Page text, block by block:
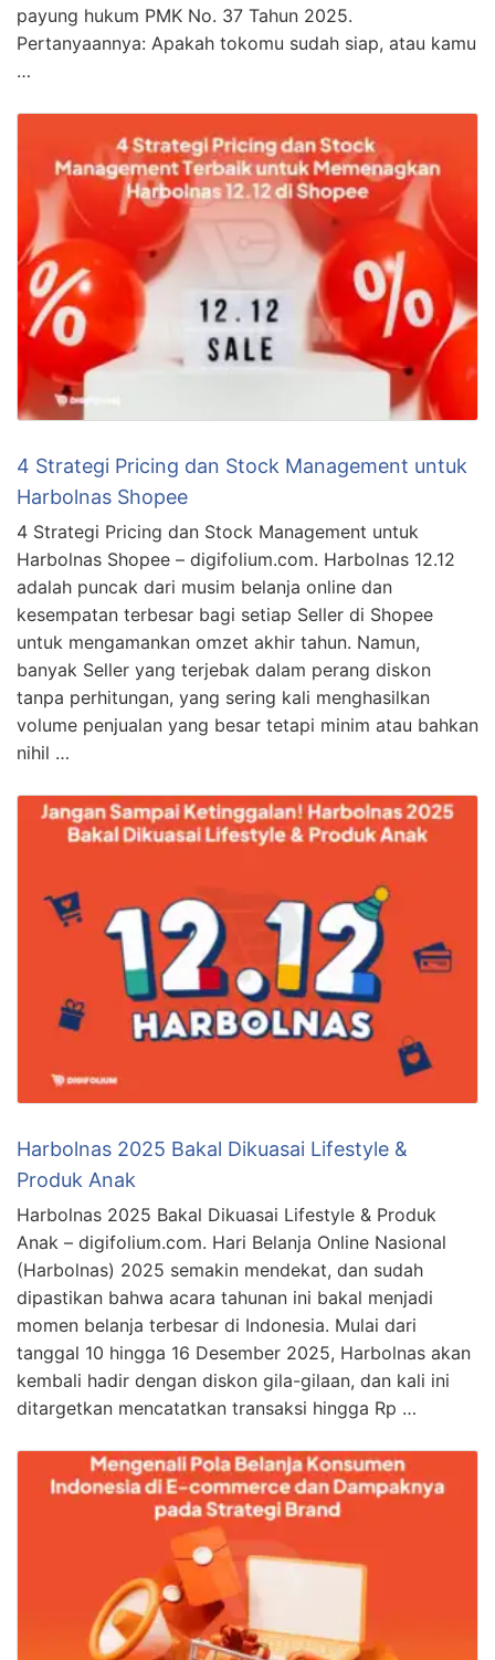
payung hukum PMK No. 37 Tahun 2025.
Pertanyaannya: Apakah tokomu sudah siap, atau kamu
…
4 Strategi Pricing dan Stock Management untuk
Harbolnas Shopee
4 Strategi Pricing dan Stock Management untuk
Harbolnas Shopee – digifolium.com. Harbolnas 12.12
adalah puncak dari musim belanja online dan
kesempatan terbesar bagi setiap Seller di Shopee
untuk mengamankan omzet akhir tahun. Namun,
banyak Seller yang terjebak dalam perang diskon
tanpa perhitungan, yang sering kali menghasilkan
volume penjualan yang besar tetapi minim atau bahkan
nihil …
Harbolnas 2025 Bakal Dikuasai Lifestyle &
Produk Anak
Harbolnas 2025 Bakal Dikuasai Lifestyle & Produk
Anak – digifolium.com. Hari Belanja Online Nasional
(Harbolnas) 2025 semakin mendekat, dan sudah
dipastikan bahwa acara tahunan ini bakal menjadi
momen belanja terbesar di Indonesia. Mulai dari
tanggal 10 hingga 16 Desember 2025, Harbolnas akan
kembali hadir dengan diskon gila-gilaan, dan kali ini
ditargetkan mencatatkan transaksi hingga Rp …